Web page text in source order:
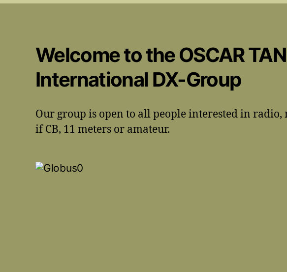
Welcome to the OSCAR
International DX-Group
Our group is open to all people interested in radio,
if CB, 11 meters or amateur.